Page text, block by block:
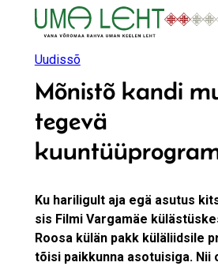
juurdeUudissõ
Mõnistõ kandi
tegevä
Ku hariligult aja egä asutus
sis Filmi Vargamäe
Roosa külän pakk küläliidsile
tõisi paikkunna asotuisiga. Nii